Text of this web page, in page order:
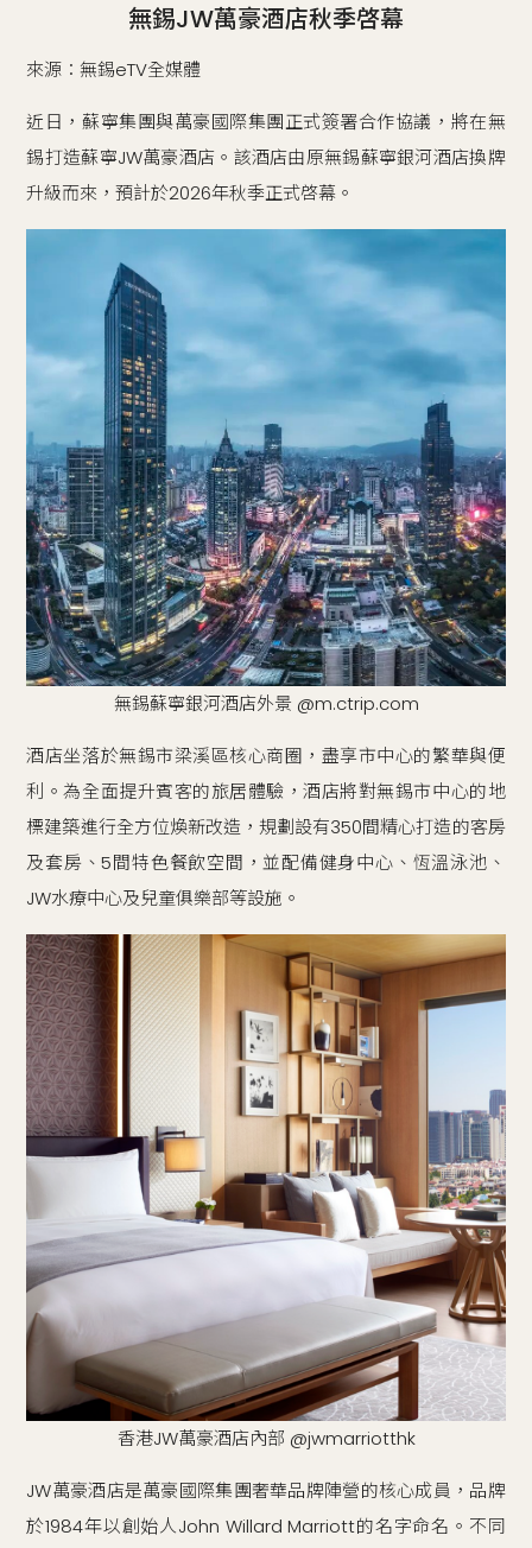
無錫JW萬豪酒店秋季啓幕
來源：無錫eTV全媒體
近日，蘇寧集團與萬豪國際集團正式簽署合作協議，將在無
錫打造蘇寧JW萬豪酒店。該酒店由原無錫蘇寧銀河酒店換牌
升級而來，預計於2026年秋季正式啓幕。
無錫蘇寧銀河酒店外景 @m.ctrip.com
酒店坐落於無錫市梁溪區核心商圈，盡享市中心的繁華與便
利。為全面提升賓客的旅居體驗，酒店將對無錫市中心的地
標建築進行全方位煥新改造，規劃設有350間精心打造的客房
及套房、5間特色餐飲空間，並配備健身中心、恆溫泳池、
JW水療中心及兒童俱樂部等設施。
香港JW萬豪酒店內部 @jwmarriotthk
JW萬豪酒店是萬豪國際集團奢華品牌陣營的核心成員，品牌
於1984年以創始人John Willard Marriott的名字命名。不同